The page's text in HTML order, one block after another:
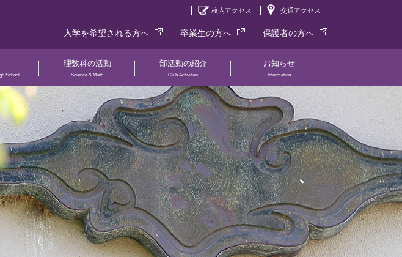
校内アクセス 交通アクセス
入学を希望される方へ 卒業生の方へ 保護者の方へ
School
理数科の活動
Science & Math
部活動の紹介
Club Activities
お知らせ
Information